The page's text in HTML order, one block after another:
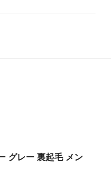
グレー 裏起毛 メン